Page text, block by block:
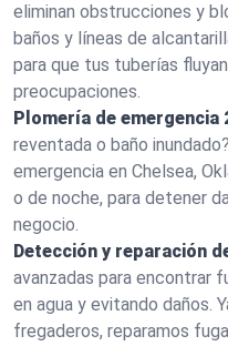
eliminan obstrucciones y
baños y líneas de
para que tus tuberías
preocupaciones.
Plomería de emergencia
reventada o baño
emergencia en Chelsea,
o de noche, para detener
negocio.
Detección y reparación
avanzadas para encontrar
en agua y evitando daños.
fregaderos, reparamos